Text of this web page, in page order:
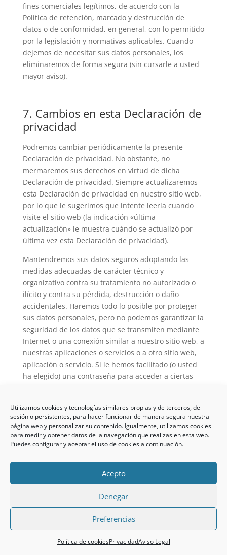
Utilizamos cookies y tecnologías similares propias y de terceros, de
sesión o persistentes, para hacer funcionar de manera segura nuestra
página web y personalizar su contenido. Igualmente, utilizamos cookies
para medir y obtener datos de la navegación que realizas en esta web.
Puedes configurar y aceptar el uso de cookies a continuación.
Acepto
Denegar
Preferencias
Política de cookiesPrivacidadAviso Legal
fines comerciales legítimos, de acuerdo con la
Política de retención, marcado y destrucción de
datos o de conformidad, en general, con lo permitido
por la legislación y normativas aplicables. Cuando
dejemos de necesitar sus datos personales, los
eliminaremos de forma segura (sin cursarle a usted
mayor aviso).
7. Cambios en esta Declaración de
privacidad
Podremos cambiar periódicamente la presente
Declaración de privacidad. No obstante, no
mermaremos sus derechos en virtud de dicha
Declaración de privacidad. Siempre actualizaremos
esta Declaración de privacidad en nuestro sitio web,
por lo que le sugerimos que intente leerla cuando
visite el sitio web (la indicación «última
actualización» le muestra cuándo se actualizó por
última vez esta Declaración de privacidad).
Mantendremos sus datos seguros adoptando las
medidas adecuadas de carácter técnico y
organizativo contra su tratamiento no autorizado o
ilícito y contra su pérdida, destrucción o daño
accidentales. Haremos todo lo posible por proteger
sus datos personales, pero no podemos garantizar la
seguridad de los datos que se transmiten mediante
Internet o una conexión similar a nuestro sitio web, a
nuestras aplicaciones o servicios o a otro sitio web,
aplicación o servicio. Si le hemos facilitado (o usted
ha elegido) una contraseña para acceder a ciertas
áreas de nuestros sitios web, aplicaciones o
contraseña; nosotros no revelaremos esta
contraseña a nadie.
Si cree que su cuenta se encuentra en situación de
Los datos personales dentro de la Unión Europea y
Reino Unido están protegidos por una legislación en
materia de protección de datos, pero otros países no
protegen sus datos personales necesariamente del
Nuestro sitio web y algunas de nuestras aplicaciones
¿En qué te puedo ayudar?